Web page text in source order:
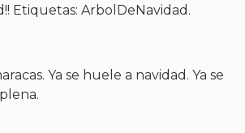
Etiquetas: ArbolDeNavidad.
Ya se huele a navidad. Ya se